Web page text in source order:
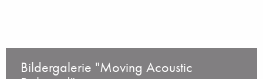
Bildergalerie "Moving Acoustic